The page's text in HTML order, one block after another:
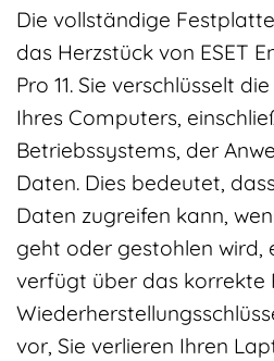
Die vollständige
das Herzstück von ESET
Pro 11. Sie verschlüsselt
Ihres Computers,
Betriebssystems, der
Daten. Dies bedeutet,
Daten zugreifen kann,
geht oder gestohlen wird,
verfügt über das korrekte
vor, Sie verlieren Ihren